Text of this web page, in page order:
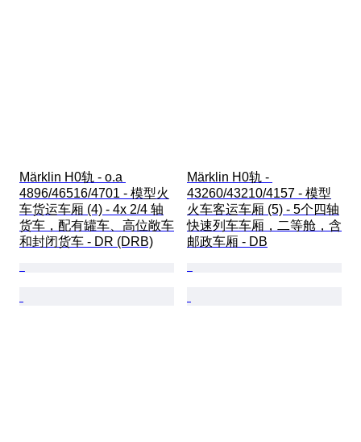
Märklin H0轨 - o.a
4896/46516/4701 - 模型火
车货运车厢 (4) - 4x 2/4 轴
货车，配有罐车、高位敞车
和封闭货车 - DR (DRB)
Märklin H0轨 -
43260/43210/4157 - 模型
火车客运车厢 (5) - 5个四轴
快速列车车厢，二等舱，含
邮政车厢 - DB